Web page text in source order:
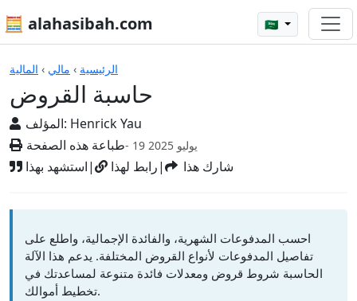
🧮 alahasibah.com 🇸🇦
الرئيسية › مالي › المالية
حاسبة القروض
المؤلف: Henrick Yau
طباعة هذه الصفحة
- 19 يوليو 2025
استشهد بهذا| رابط لهذا| شارك هذا
الآلات الحاسبة
احسب المدفوعات الشهرية، والفائدة الإجمالية، واطلع على
تفاصيل المدفوعات لأنواع القروض المختلفة. يدعم هذا الآلة
الحاسبة شروط قروض ومعدلات فائدة متنوعة لمساعدتك في
تخطيط أموالك.